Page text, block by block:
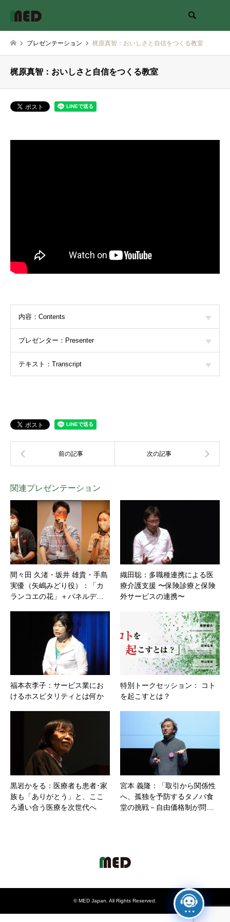
プレゼンテーション 梶原真智：おいしさと自信をつくる教室
梶原真智：おいしさと自信をつくる教室
内容：Contents
プレゼンター：Presenter
テキスト：Transcript
関連プレゼンテーション
間々田 久渚・坂井 雄貴・手島
実優（矢嶋みどり役）：「カ
ランコエの花」＋パネルデ…
織田聡：多職種連携による医
療介護支援 〜保険診療と保険
外サービスの連携〜
福本衣李子：サービス業にお
けるホスピタリティとは何か
特別トークセッション： コト
を起こすとは？
黒岩かをる：医療者も患者･家
族も「ありがとう」と、ここ
ろ通い合う医療を次世代へ
宮本 義隆：「取引から関係性
へ、孤独を予防するタノバ食
堂の挑戦－自由価格制が問…
©MED Japan . All Rights Reserved.